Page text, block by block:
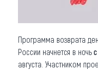
Программа возврата
России начнется в ночь
августа. Участником